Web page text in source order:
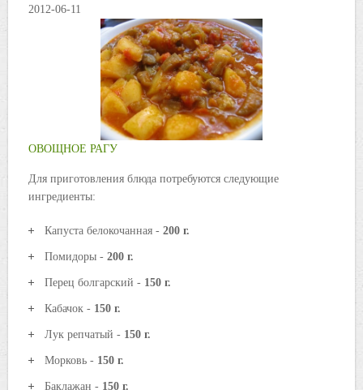
2012-06-11
ОВОЩНОЕ РАГУ
Для приготовления блюда потребуются следующие
ингредиенты:
Капуста белокочанная - 200 г.
Помидоры - 200 г.
Перец болгарский - 150 г.
Кабачок - 150 г.
Лук репчатый - 150 г.
Морковь - 150 г.
Баклажан - 150 г.